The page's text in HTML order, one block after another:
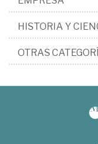
HISTORIA Y
OTRAS